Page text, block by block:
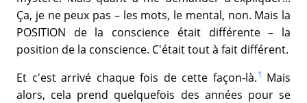
Ça, je ne peux pas – les mots, le mental, non. Mais la
POSITION de la conscience était différente – la
position de la conscience. C'était tout à fait différent.
Et c'est arrivé chaque fois de cette façon-là.1 Mais
alors, cela prend quelquefois des années pour se